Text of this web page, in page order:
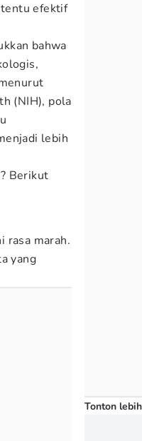
tentu efektif
bahwa
(NIH), pola
lebih
Berikut
rasa marah.
yang
Tonton